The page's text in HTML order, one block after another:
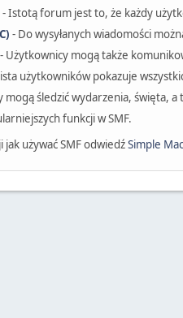
- Istotą forum jest to, że każdy
- Do wysyłanych wiadomości
- Użytkownicy mogą także
użytkowników pokazuje
mogą śledzić wydarzenia, święta,
funkcji w SMF.
używać SMF odwiedźSimple